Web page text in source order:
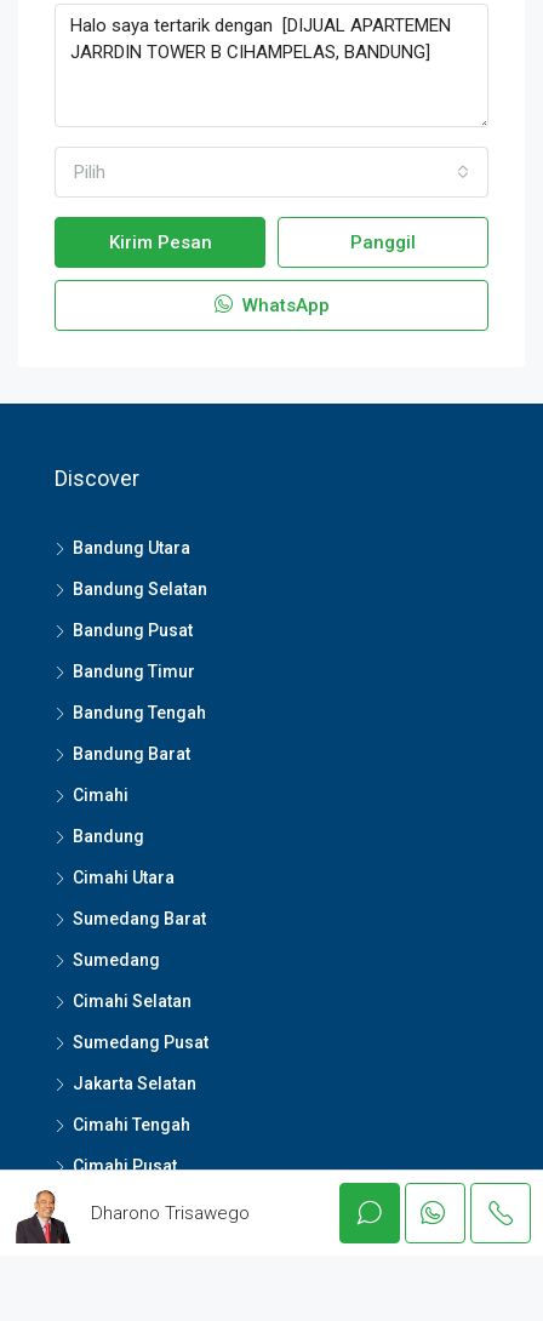
Pilih
Kirim Pesan Panggil
WhatsApp
Discover
Bandung Utara
Bandung Selatan
Bandung Pusat
Bandung Timur
Bandung Tengah
Bandung Barat
Cimahi
Bandung
Cimahi Utara
Sumedang Barat
Sumedang
Cimahi Selatan
Sumedang Pusat
Jakarta Selatan
Cimahi Tengah
Cimahi Pusat
Cirebon Pusat
Dharono Trisawego